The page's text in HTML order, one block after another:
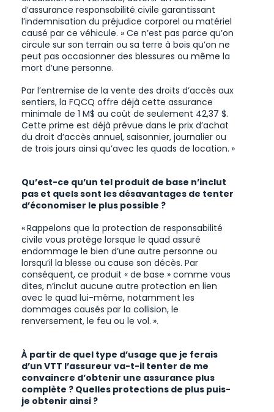
d’assurance responsabilité civile garantissant
l’indemnisation du préjudice corporel ou matériel
causé par ce véhicule. » Ce n’est pas parce qu’on
circule sur son terrain ou sa terre à bois qu’on ne
peut pas occasionner des blessures ou même la
mort d’une personne.
Par l’entremise de la vente des droits d’accès aux
sentiers, la FQCQ offre déjà cette assurance
minimale de 1 M$ au coût de seulement 42,37 $.
Cette prime est déjà prévue dans le prix d’achat
du droit d’accès annuel, saisonnier, journalier ou
de trois jours ainsi qu’avec les quads de location. »
Qu’est-ce qu’un tel produit de base n’inclut
pas et quels sont les désavantages de tenter
d’économiser le plus possible ?
« Rappelons que la protection de responsabilité
civile vous protège lorsque le quad assuré
endommage le bien d’une autre personne ou
lorsqu’il la blesse ou cause son décès. Par
conséquent, ce produit « de base » comme vous
dites, n’inclut aucune autre protection en lien
avec le quad lui-même, notamment les
dommages causés par la collision, le
renversement, le feu ou le vol. ».
À partir de quel type d’usage que je ferais
d’un VTT l’assureur va-t-il tenter de me
convaincre d’obtenir une assurance plus
complète ? Quelles protections de plus puis-
je obtenir ainsi ?